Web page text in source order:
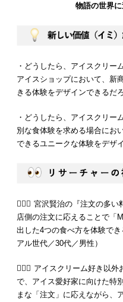
物語の世界
・どうしたら、アイスクリー
アイスショップにおいて、新
きる体験をデザインできるだ
・どうしたら、アイスクリー
別な食体験を求める場合にお
できるユニークな体験をデザ
💁🏻‍♂️ 宮沢賢治の『注文の多
店側の注文に応えることで「
出した4つの食べ方を体験で
アル世代／30代／男性）
💁🏻‍♀️ アイスクリーム好き以
で、アイス愛好家に向けた特
まな「注文」に応えながら、